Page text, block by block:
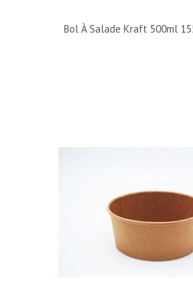
Bol À Salade Kraft 500ml